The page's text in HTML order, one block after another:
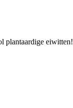
plantaardige eiwitten!